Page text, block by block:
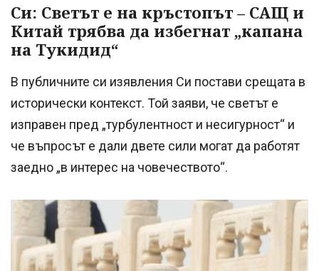
Си: Светът е на кръстопът – САЩ и
Китай трябва да избегнат „капанa
на Тукидид“
В публичните си изявления Си постави срещата в
исторически контекст. Той заяви, че светът е
изправен пред „турбулентност и несигурност“ и
че въпросът е дали двете сили могат да работят
заедно „в интерес на човечеството“.